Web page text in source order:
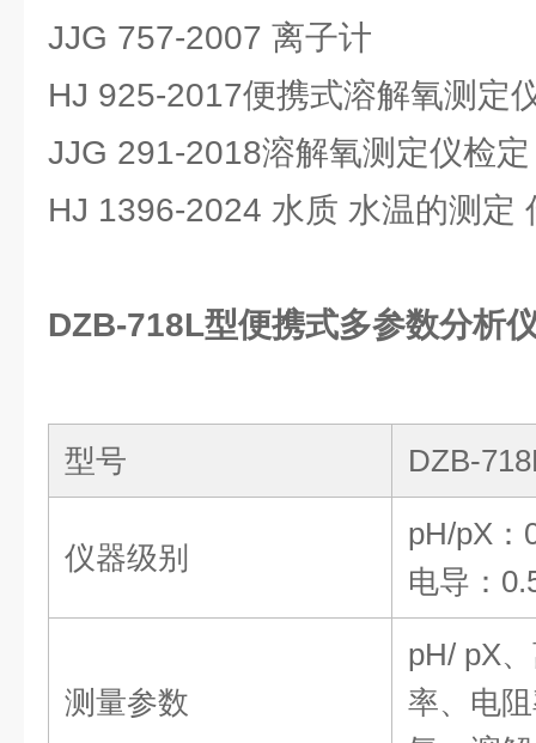
JJG 757-2007 离子计
HJ 925-2017便携式溶解氧测定
JJG 291-2018溶解氧测定仪检定
HJ 1396-2024 水质 水温的测定
DZB-718L型便携式多参数分析
型号 DZB-
仪器级别
pH/pX：
电导：
测量参数
pH/ pX
率、电